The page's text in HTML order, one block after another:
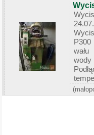
wody